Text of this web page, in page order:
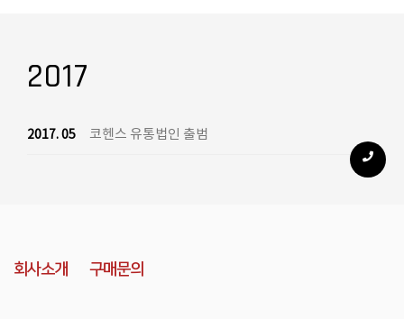
2017
2017. 05 코헨스 유통법인 출범
회사소개 구매문의